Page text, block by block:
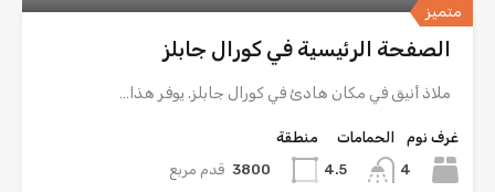
متميز
الصفحة الرئيسية في كورال جابلز
ملاذ أنيق في مكان هادئ في كورال جابلز. يوفر هذا…
غرف نوم
4
الحمامات
4.5
منطقة
3800 قدم مربع